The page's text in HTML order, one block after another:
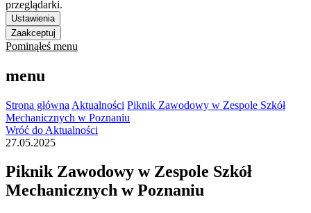
przeglądarki.
Ustawienia
Zaakceptuj
Pominąłeś menu
menu
Strona główna Aktualności Piknik Zawodowy w Zespole Szkół
Mechanicznych w Poznaniu
Wróć do Aktualności
27.05.2025
Piknik Zawodowy w Zespole Szkół
Mechanicznych w Poznaniu